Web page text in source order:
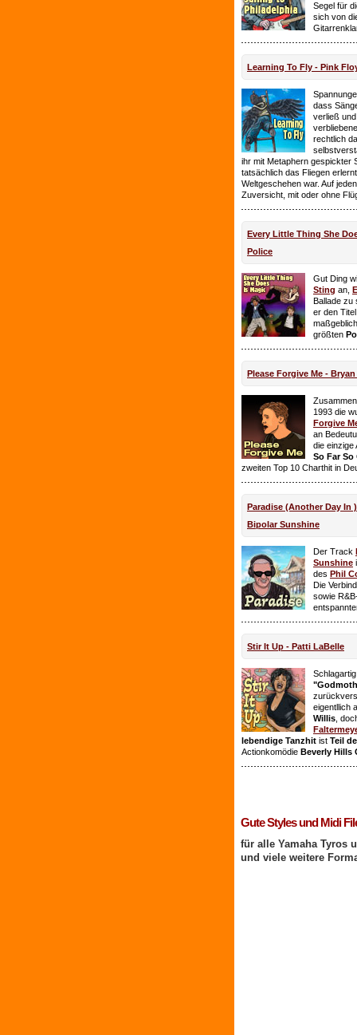
Segel für
sich von
Learning To Fly - Pink
dass
verließ
rechtlich
ihr mit Metaphern gespickter
tatsächlich das Fliegen
Weltgeschehen war. Auf
Zuversicht, mit oder ohne
Every Little Thing She
Police
Gut Ding
Sting an,
Ballade zu
er den
größten
Please Forgive Me -
1993 die
Forgive
an
die einzige
So Far So
zweiten Top 10 Charthit in
Paradise (Another Day In
Bipolar Sunshine
Der Track
Sunshine
des Phil
Die
sowie
Stir It Up - Patti LaBelle
eigentllich
Willis ,
lebendige Tanzhit ist Teil
Actionkomödie Beverly Hills
Gute Styles und Midi
für alle Yamaha Tyros
und viele weitere